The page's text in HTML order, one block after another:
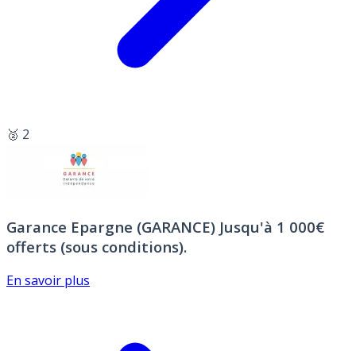
🥈 2
Garance Epargne (GARANCE) Jusqu'à 1 000€
offerts (sous conditions).
En savoir plus